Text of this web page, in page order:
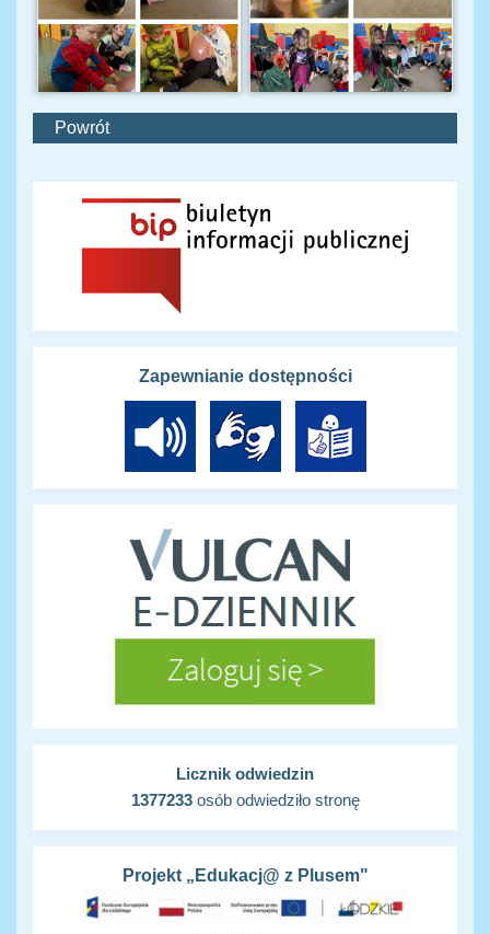
Powrót
Zapewnianie dostępności
Licznik odwiedzin
1377233osób odwiedziło stronę
Projekt „Edukacj@ z Plusem"